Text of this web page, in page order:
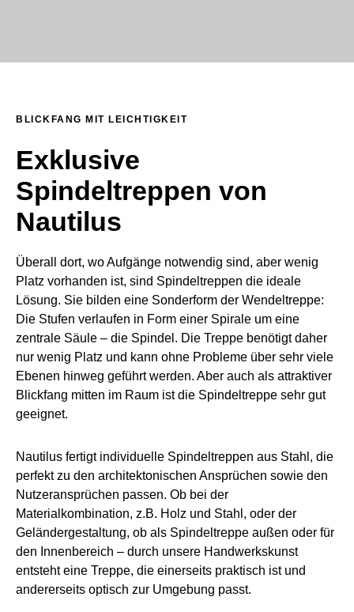
BLICKFANG MIT LEICHTIGKEIT
Exklusive
Spindeltreppen von
Nautilus
Überall dort, wo Aufgänge notwendig sind, aber wenig
Platz vorhanden ist, sind Spindeltreppen die ideale
Lösung. Sie bilden eine Sonderform der Wendeltreppe:
Die Stufen verlaufen in Form einer Spirale um eine
zentrale Säule – die Spindel. Die Treppe benötigt daher
nur wenig Platz und kann ohne Probleme über sehr viele
Ebenen hinweg geführt werden. Aber auch als attraktiver
Blickfang mitten im Raum ist die Spindeltreppe sehr gut
geeignet.
Nautilus fertigt individuelle Spindeltreppen aus Stahl, die
perfekt zu den architektonischen Ansprüchen sowie den
Nutzeransprüchen passen. Ob bei der
Materialkombination, z.B. Holz und Stahl, oder der
Geländergestaltung, ob als Spindeltreppe außen oder für
den Innenbereich – durch unsere Handwerkskunst
entsteht eine Treppe, die einerseits praktisch ist und
andererseits optisch zur Umgebung passt.